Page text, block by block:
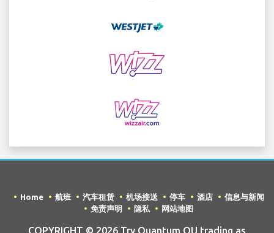
Home 航班 汽车租赁 机场接送 停车 酒店
信息与新闻
免责声明
隐私 网站地图
COPYRIGHT © 2026 Try Quantum OU trading as